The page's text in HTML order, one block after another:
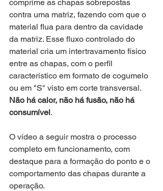
comprime as chapas sobrepostas
contra uma matriz, fazendo com que o
material flua para dentro da cavidade
da matriz. Esse fluxo controlado do
material cria um intertravamento físico
entre as chapas, com o perfil
característico em formato de cogumelo
ou em "S" visto em corte transversal.
Não há calor, não há fusão, não há
consumível.
O vídeo a seguir mostra o processo
completo em funcionamento, com
destaque para a formação do ponto e o
comportamento das chapas durante a
operação.